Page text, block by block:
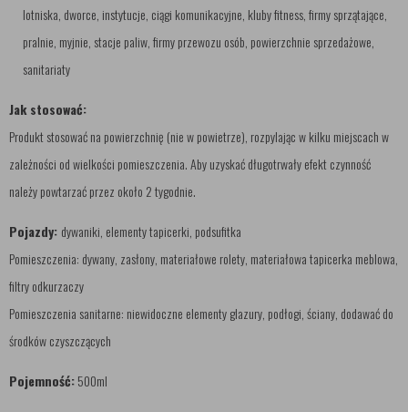
lotniska, dworce, instytucje, ciągi komunikacyjne, kluby fitness, firmy sprzątające,
pralnie, myjnie, stacje paliw, firmy przewozu osób, powierzchnie sprzedażowe,
sanitariaty
Jak stosować:
Produkt stosować na powierzchnię (nie w powietrze), rozpylając w kilku miejscach w
zależności od wielkości pomieszczenia. Aby uzyskać długotrwały efekt czynność
należy powtarzać przez około 2 tygodnie.
Pojazdy: dywaniki, elementy tapicerki, podsufitka
Pomieszczenia: dywany, zasłony, materiałowe rolety, materiałowa tapicerka meblowa,
filtry odkurzaczy
Pomieszczenia sanitarne: niewidoczne elementy glazury, podłogi, ściany, dodawać do
środków czyszczących
Pojemność:500ml